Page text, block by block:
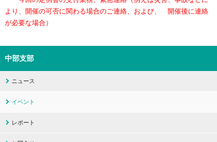
より、開催の可否に関わる場合のご連絡、および、 開催後に連絡
が必要な場合）
中部支部
ニュース
イベント
レポート